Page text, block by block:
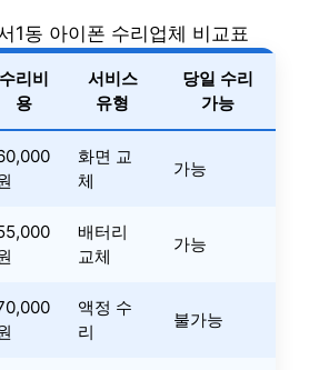
1동 아이폰 수리업체 비교표
수리비
용
서비스
유형
당일 수리
가능
화면 교
체
가능
배터리
교체
가능
액정 수
리
불가능